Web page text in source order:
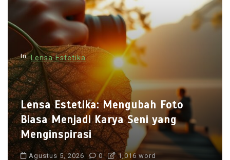
s
o
s
Foto
Seni yang
1,016 word
In Ruang Inspirasi
Ruang Inspirasi:
dengan ‘Ah, Mahal!’